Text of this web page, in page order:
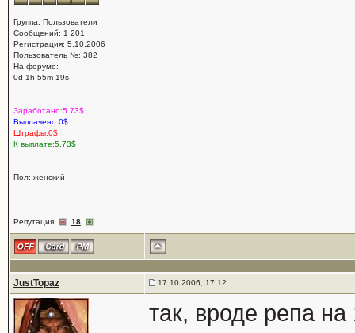
Группа: Пользователи
Сообщений: 1 201
Регистрация: 5.10.2006
Пользователь №: 382
На форуме:
0d 1h 55m 19s
Заработано:5.73$
Выплачено:0$
Штрафы:0$
К выплате:5.73$
Пол: женский
Репутация: 18
JustTopaz 17.10.2006, 17:12
так, вроде репа